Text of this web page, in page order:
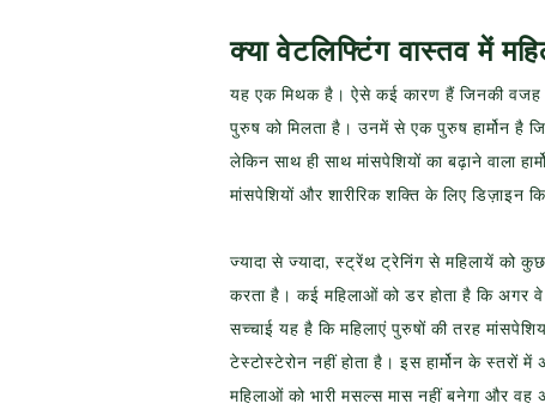
क्या वेटलिफ्टिंग वास्तव में
यह एक मिथक है। ऐसे कई कारण हैं जिनकी वजह
पुरुष को मिलता है। उनमें से एक पुरुष हार्मोन है
लेकिन साथ ही साथ मांसपेशियों का बढ़ाने वाला
मांसपेशियों और शारीरिक शक्ति के लिए डिज़ाइन
ज्यादा से ज्यादा, स्ट्रेंथ ट्रेनिंग से महिलायें को
करता है। कई महिलाओं को डर होता है कि अगर वे
सच्चाई यह है कि महिलाएं पुरुषों की तरह
टेस्टोस्टेरोन नहीं होता है। इस हार्मोन के
महिलाओं को भारी मसल्स मास नहीं बनेगा और